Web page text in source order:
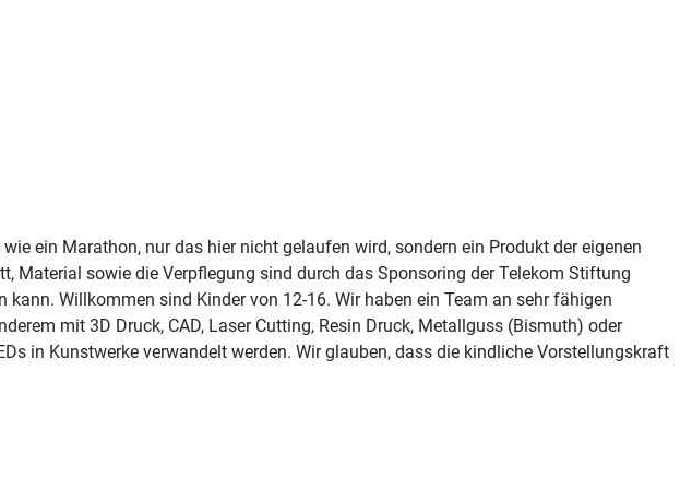
ein Marathon, nur das hier nicht gelaufen wird, sondern ein Produkt der eigenen
Material sowie die Verpflegung sind durch das Sponsoring der Telekom Stiftung
Willkommen sind Kinder von 12-16. Wir haben ein Team an sehr fähigen
mit 3D Druck, CAD, Laser Cutting, Resin Druck, Metallguss (Bismuth) oder
in Kunstwerke verwandelt werden. Wir glauben, dass die kindliche Vorstellungskraft